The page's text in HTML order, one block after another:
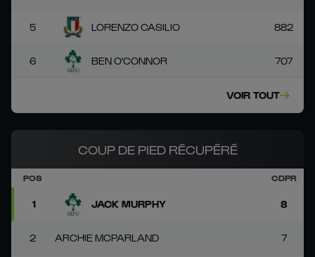
5 LORENZO CASILIO 882
6 BEN O'CONNOR 707
VOIR TOUT
COUP DE PIED RÉCUPÉRÉ
POS CDPR
1 JACK MURPHY 8
2 ARCHIE MCPARLAND 7